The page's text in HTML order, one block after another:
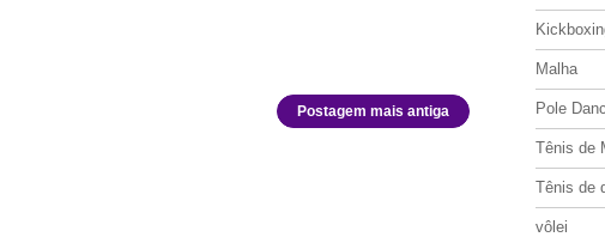
Postagem mais antiga
Malha
Pole
Tênis de
Tênis de
vôlei